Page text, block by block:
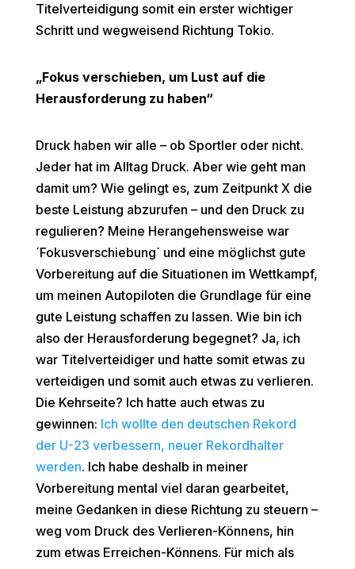
Titelverteidigung somit ein erster wichtiger
Schritt und wegweisend Richtung Tokio.
„Fokus verschieben, um Lust auf die
Herausforderung zu haben“
Druck haben wir alle – ob Sportler oder nicht.
Jeder hat im Alltag Druck. Aber wie geht man
damit um? Wie gelingt es, zum Zeitpunkt X die
beste Leistung abzurufen – und den Druck zu
regulieren? Meine Herangehensweise war
´Fokusverschiebung´ und eine möglichst gute
Vorbereitung auf die Situationen im Wettkampf,
um meinen Autopiloten die Grundlage für eine
gute Leistung schaffen zu lassen. Wie bin ich
also der Herausforderung begegnet? Ja, ich
war Titelverteidiger und hatte somit etwas zu
verteidigen und somit auch etwas zu verlieren.
Die Kehrseite? Ich hatte auch etwas zu
gewinnen: Ich wollte den deutschen Rekord
der U-23 verbessern, neuer Rekordhalter
werden. Ich habe deshalb in meiner
Vorbereitung mental viel daran gearbeitet,
meine Gedanken in diese Richtung zu steuern –
weg vom Druck des Verlieren-Könnens, hin
zum etwas Erreichen-Könnens. Für mich als